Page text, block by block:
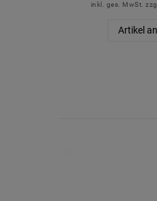
inkl. ges. MwSt.
Artikel